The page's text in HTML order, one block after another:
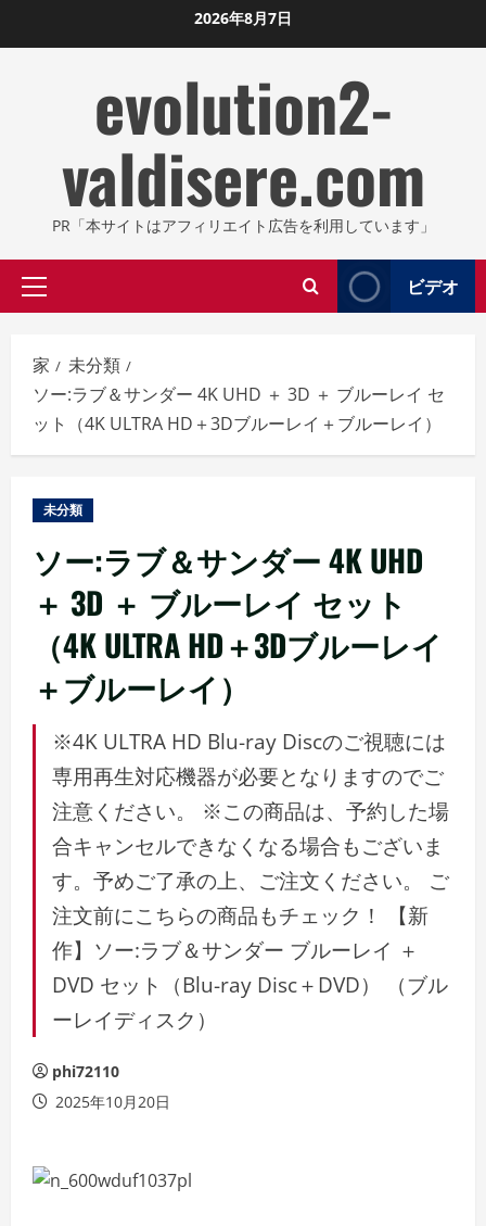
ン
2026年8月7日
evolution2-
valdisere.com
PR「本サイトはアフィリエイト広告を利用しています」
プ
イ
マ
リ
メ
ニ
ー
ビデオ
家
未分類
ソー:ラブ＆サンダー 4K UHD ＋ 3D ＋ ブルーレイ セ
ット（4K ULTRA HD＋3Dブルーレイ＋ブルーレイ）
未分類
ソー:ラブ＆サンダー 4K UHD
＋ 3D ＋ ブルーレイ セット
（4K ULTRA HD＋3Dブルーレイ
＋ブルーレイ）
※4K ULTRA HD Blu-ray Discのご視聴には
専用再生対応機器が必要となりますのでご
注意ください。 ※この商品は、予約した場
合キャンセルできなくなる場合もございま
す。予めご了承の上、ご注文ください。 ご
注文前にこちらの商品もチェック！ 【新
作】ソー:ラブ＆サンダー ブルーレイ ＋
DVD セット（Blu-ray Disc＋DVD） （ブル
ーレイディスク）
phi72110
2025年10月20日